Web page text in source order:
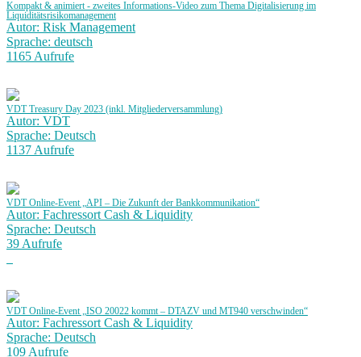
Kompakt & animiert - zweites Informations-Video zum Thema Digitalisierung im
Liquiditätsrisikomanagement
Autor: Risk Management
Sprache: deutsch
1165 Aufrufe
VDT Treasury Day 2023 (inkl. Mitgliederversammlung)
Autor: VDT
Sprache: Deutsch
1137 Aufrufe
VDT Online-Event „API – Die Zukunft der Bankkommunikation“
Autor: Fachressort Cash & Liquidity
Sprache: Deutsch
39 Aufrufe
VDT Online-Event „ISO 20022 kommt – DTAZV und MT940 verschwinden“
Autor: Fachressort Cash & Liquidity
Sprache: Deutsch
109 Aufrufe